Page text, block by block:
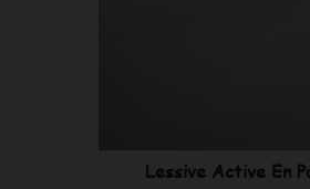
Lessive Active En